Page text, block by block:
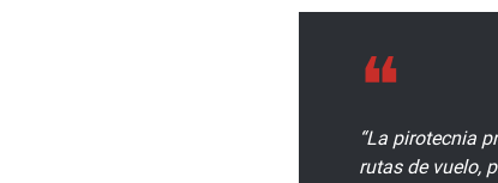
“La pirotecnia
rutas de vuelo,